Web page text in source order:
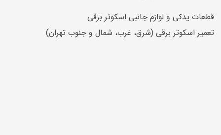
قطعات یدکی و لوازم جانبی اسکوتر برقی
تعمیر اسکوتر برقی (شرق، غرب، شمال و جنوب تهران)